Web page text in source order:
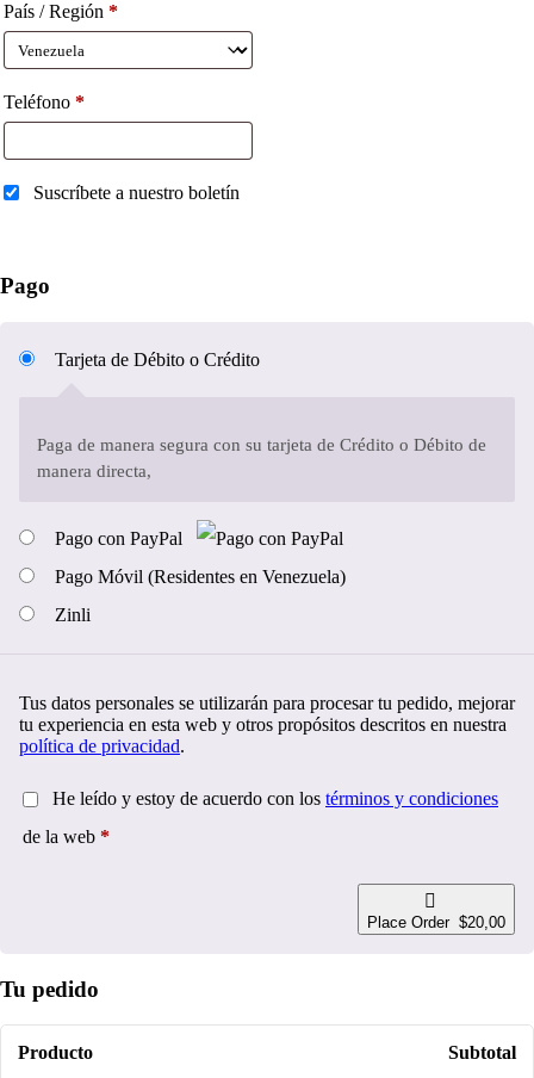
País / Región *
Teléfono *
Suscríbete a nuestro boletín
Pago
Tarjeta de Débito o Crédito
Paga de manera segura con su tarjeta de Crédito o Débito de
manera directa,
Pago con PayPal
Pago Móvil (Residentes en Venezuela)
Zinli
Tus datos personales se utilizarán para procesar tu pedido, mejorar
tu experiencia en esta web y otros propósitos descritos en nuestra
política de privacidad.
He leído y estoy de acuerdo con los términos y condiciones
de la web *
Place Order $20,00
Tu pedido
Producto Subtotal